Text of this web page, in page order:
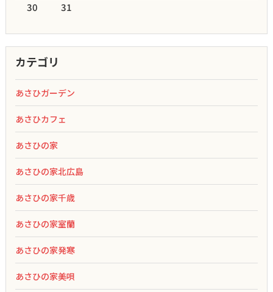
30
31
カテゴリ
あさひガーデン
あさひカフェ
あさひの家
あさひの家北広島
あさひの家千歳
あさひの家室蘭
あさひの家発寒
あさひの家美唄